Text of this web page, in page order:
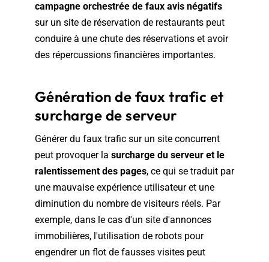
campagne orchestrée de faux avis négatifs
sur un site de réservation de restaurants peut
conduire à une chute des réservations et avoir
des répercussions financières importantes.
Génération de faux trafic et
surcharge de serveur
Générer du faux trafic sur un site concurrent
peut provoquer la surcharge du serveur et le
ralentissement des pages, ce qui se traduit par
une mauvaise expérience utilisateur et une
diminution du nombre de visiteurs réels. Par
exemple, dans le cas d'un site d'annonces
immobilières, l'utilisation de robots pour
engendrer un flot de fausses visites peut